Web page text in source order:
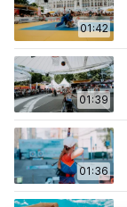
01:42
01:39
01:36